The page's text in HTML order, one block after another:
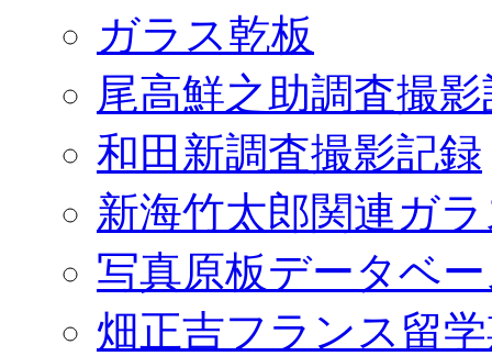
ガラス乾板
尾高鮮之助調査撮
和田新調査撮影記録
新海竹太郎関連ガ
写真原板データベ
畑正吉フランス留